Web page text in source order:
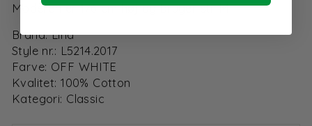
Modellen er 176 cm høj og bruger str M
Brand: Lind
Style nr.: L5214.2017
Farve: OFF WHITE
Kvalitet: 100% Cotton
Kategori: Classic